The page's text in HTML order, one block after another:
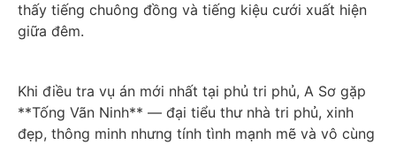
thấy tiếng chuông đồng và tiếng kiệu cưới xuất hiện
giữa đêm.
Khi điều tra vụ án mới nhất tại phủ tri phủ, A Sơ gặp
**Tống Vãn Ninh** — đại tiểu thư nhà tri phủ, xinh
đẹp, thông minh nhưng tính tình mạnh mẽ và vô cùng